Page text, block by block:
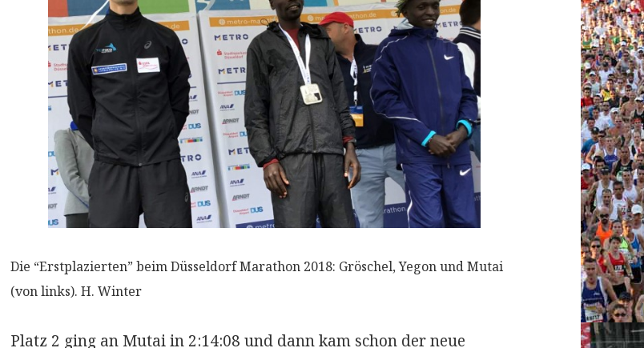
Die “Erstplazierten” beim Düsseldorf Marathon 2018: Gröschel, Yegon und Mutai
(von links). H. Winter
Platz 2 ging an Mutai in 2:14:08 und dann kam schon der neue